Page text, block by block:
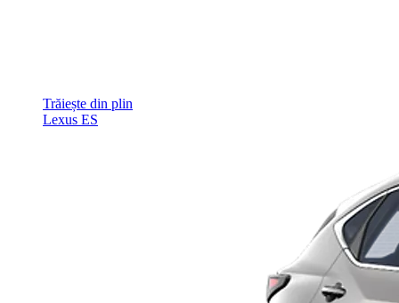
Trăiește din plin
Lexus ES